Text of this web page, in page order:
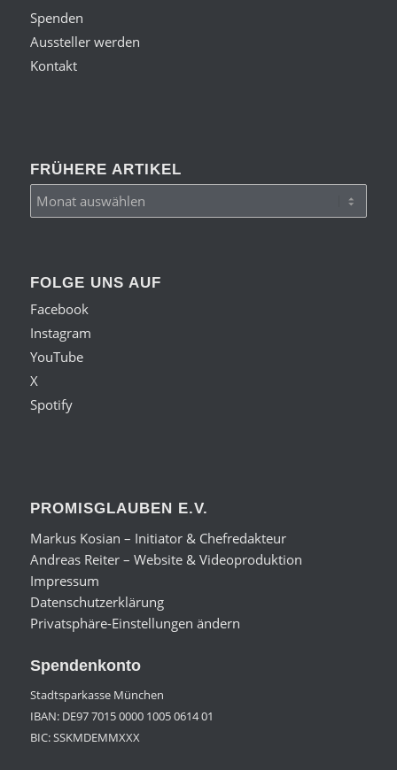
Spenden
Aussteller werden
Kontakt
FRÜHERE ARTIKEL
FOLGE UNS AUF
Facebook
Instagram
YouTube
X
Spotify
PROMISGLAUBEN E.V.
Markus Kosian – Initiator & Chefredakteur
Andreas Reiter – Website & Videoproduktion
Impressum
Datenschutzerklärung
Privatsphäre-Einstellungen ändern
Spendenkonto
Stadtsparkasse München
IBAN: DE97 7015 0000 1005 0614 01
BIC: SSKMDEMMXXX